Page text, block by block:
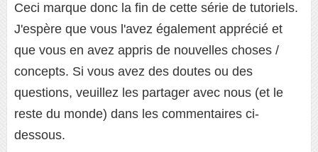
Ceci marque donc la fin de cette série de tutoriels.
J'espère que vous l'avez également apprécié et
que vous en avez appris de nouvelles choses /
concepts. Si vous avez des doutes ou des
questions, veuillez les partager avec nous (et le
reste du monde) dans les commentaires ci-
dessous.